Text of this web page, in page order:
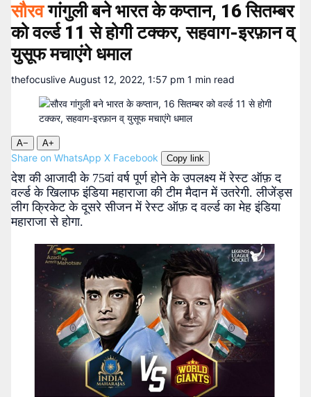
सौरवगांगुली बने भारत के कप्तान, 16 सितम्बर
को वर्ल्ड 11 से होगी टक्कर, सहवाग-इरफ़ान व्
युसूफ मचाएंगे धमाल
thefocuslive August 12, 2022, 1:57 pm 1 min read
A− A+
Share on WhatsApp X Facebook Copy link
देश की आजादी के 75वां वर्ष पूर्ण होने के उपलक्ष्य में रेस्ट ऑफ़ द
वर्ल्ड के खिलाफ इंडिया महाराजा की टीम मैदान में उतरेगी. लीजेंड्स
लीग क्रिकेट के दूसरे सीजन में रेस्ट ऑफ़ द वर्ल्ड का मेह इंडिया
महाराजा से होगा.